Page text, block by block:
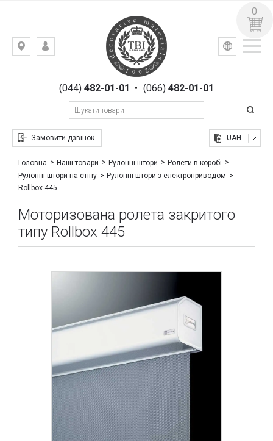
Київ,
Гоголівська,(044)482-01-01 • (066) 482-01-01
Замовити дзвінок
УКР РУС
UAH
0
Головна Наші товари Рулонні штори
Ролети в коробі
Рулонні штори на стіну
Рулонні штори з електроприводом
Rollbox 445
Моторизована ролета закритого
типу Rollbox 445